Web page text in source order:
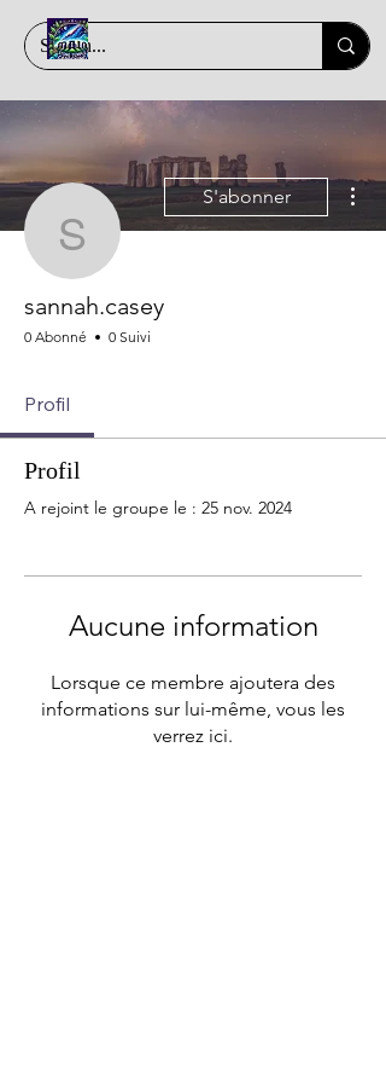
sannah.casey
S'abonner
sannah.casey
0 Abonné 0 Suivi
Profil
Profil
A rejoint le groupe le : 25 nov. 2024
Aucune information
Lorsque ce membre ajoutera des
informations sur lui-même, vous les
verrez ici.